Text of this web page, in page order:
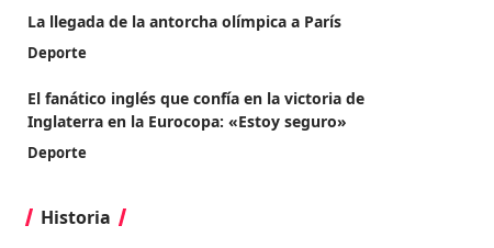
La llegada de la antorcha olímpica a París
Deporte
El fanático inglés que confía en la victoria de
Inglaterra en la Eurocopa: «Estoy seguro»
Deporte
Historia